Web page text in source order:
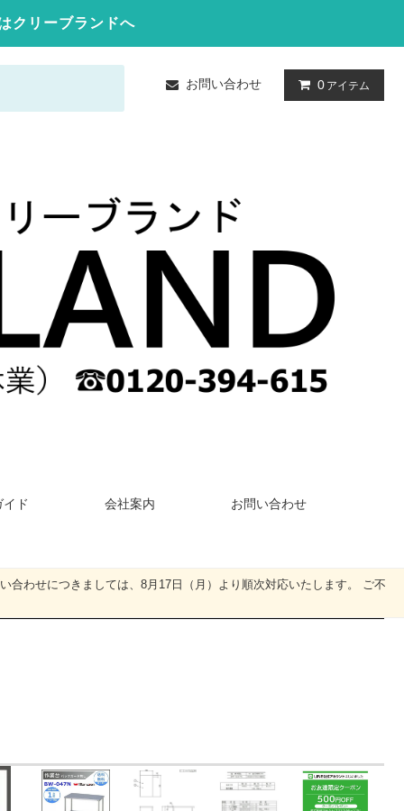
クリーブランドへ
お問い合わせ 0 アイテム
イド 会社案内 お問い合わせ
合わせにつきましては、8月17日（月）より順次対応いたします。 ご不